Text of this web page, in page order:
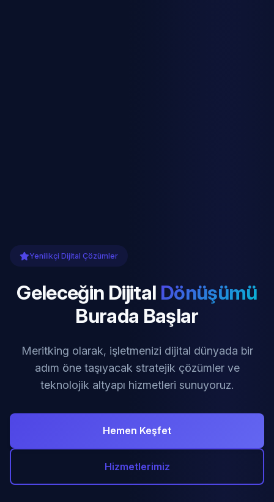
Yenilikçi Dijital Çözümler
Geleceğin Dijital Dönüşümü
Burada Başlar
Meritking olarak, işletmenizi dijital dünyada bir
adım öne taşıyacak stratejik çözümler ve
teknolojik altyapı hizmetleri sunuyoruz.
Hemen Keşfet
Hizmetlerimiz